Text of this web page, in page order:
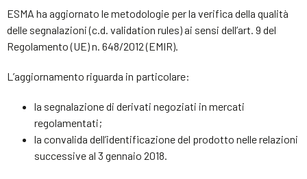
ESMA ha aggiornato le metodologie per la verifica della qualità
delle segnalazioni (c.d. validation rules) ai sensi dell’art. 9 del
Regolamento (UE) n. 648/2012 (EMIR).
L’aggiornamento riguarda in particolare:
la segnalazione di derivati negoziati in mercati
regolamentati;
la convalida dell’identificazione del prodotto nelle relazioni
successive al 3 gennaio 2018.